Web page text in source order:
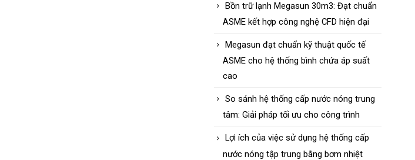
Bồn trữ lạnh Megasun 30m3: Đạt chuẩn
ASME kết hợp công nghệ CFD hiện đại
Megasun đạt chuẩn kỹ thuật quốc tế
ASME cho hệ thống bình chứa áp suất
cao
So sánh hệ thống cấp nước nóng trung
tâm: Giải pháp tối ưu cho công trình
Lợi ích của việc sử dụng hệ thống cấp
nước nóng tập trung bằng bơm nhiệt